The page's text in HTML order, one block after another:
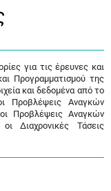
για τις έρευνες και
Προγραμματισμού της
και δεδομένα από το
Προβλέψεις Αναγκών
Προβλέψεις Αναγκών
Διαχρονικές Τάσεις